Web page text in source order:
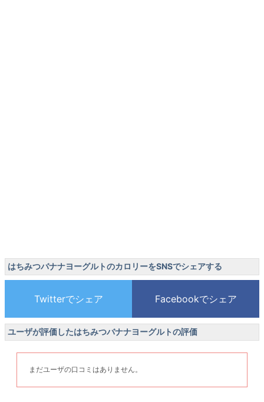
はちみつバナナヨーグルトのカロリーをSNSでシェアする
ユーザが評価したはちみつバナナヨーグルトの評価
まだユーザの口コミはありません。